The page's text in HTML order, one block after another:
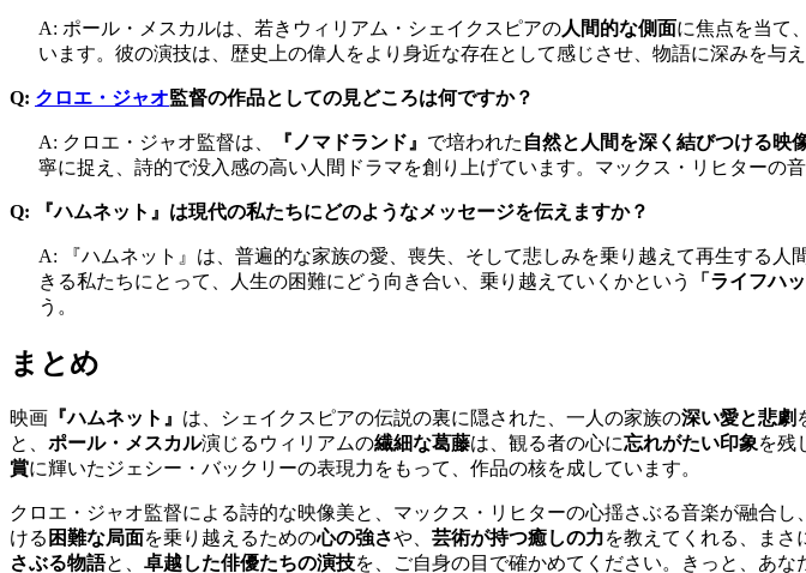
A: ポール・メスカルは、若きウィリアム・シェイクスピアの人間的な側面に焦点を当て
います。彼の演技は、歴史上の偉人をより身近な存在として感じさせ、物語に深みを与え
Q: クロエ・ジャオ監督の作品としての見どころは何ですか？
A: クロエ・ジャオ監督は、 『ノマドランド』 で培われた 自然と人間を深く結びつける映
寧に捉え、詩的で没入感の高い人間ドラマを創り上げています。マックス・リヒターの
Q: 『ハムネット』は現代の私たちにどのようなメッセージを伝えますか？
A: 『ハムネット』は、普遍的な家族の愛、喪失、そして悲しみを乗り越えて再生する
きる私たちにとって、人生の困難にどう向き合い、乗り越えていくかという
「ライフハ
う。
まとめ
映画 『ハムネット』 は、シェイクスピアの伝説の裏に隠された、一人の家族の深い愛と悲劇
と、 ポール・メスカル演じるウィリアムの繊細な葛藤は、観る者の心に忘れがたい印象を残
賞に輝いたジェシー・バックリーの表現力をもって、作品の核を成しています。
クロエ・ジャオ監督による詩的な映像美と、マックス・リヒターの心揺さぶる音楽が融合し、
ける 困難な局面を乗り越えるための心の強さや、 芸術が持つ癒しの力を教えてくれる、まさ
さぶる物語と、 卓越した俳優たちの演技を、ご自身の目で確かめてください。きっと、あな